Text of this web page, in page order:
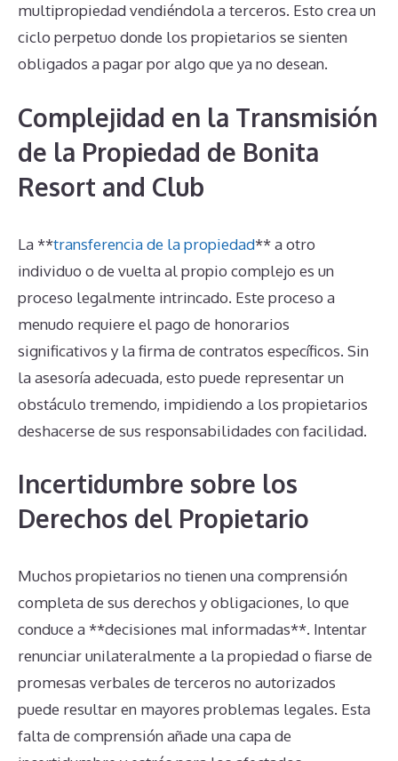
multipropiedad vendiéndola a terceros. Esto crea un
ciclo perpetuo donde los propietarios se sienten
obligados a pagar por algo que ya no desean.
Complejidad en la Transmisión
de la Propiedad de Bonita
Resort and Club
La **transferencia de la propiedad** a otro
individuo o de vuelta al propio complejo es un
proceso legalmente intrincado. Este proceso a
menudo requiere el pago de honorarios
significativos y la firma de contratos específicos. Sin
la asesoría adecuada, esto puede representar un
obstáculo tremendo, impidiendo a los propietarios
deshacerse de sus responsabilidades con facilidad.
Incertidumbre sobre los
Derechos del Propietario
Muchos propietarios no tienen una comprensión
completa de sus derechos y obligaciones, lo que
conduce a **decisiones mal informadas**. Intentar
renunciar unilateralmente a la propiedad o fiarse de
promesas verbales de terceros no autorizados
puede resultar en mayores problemas legales. Esta
falta de comprensión añade una capa de